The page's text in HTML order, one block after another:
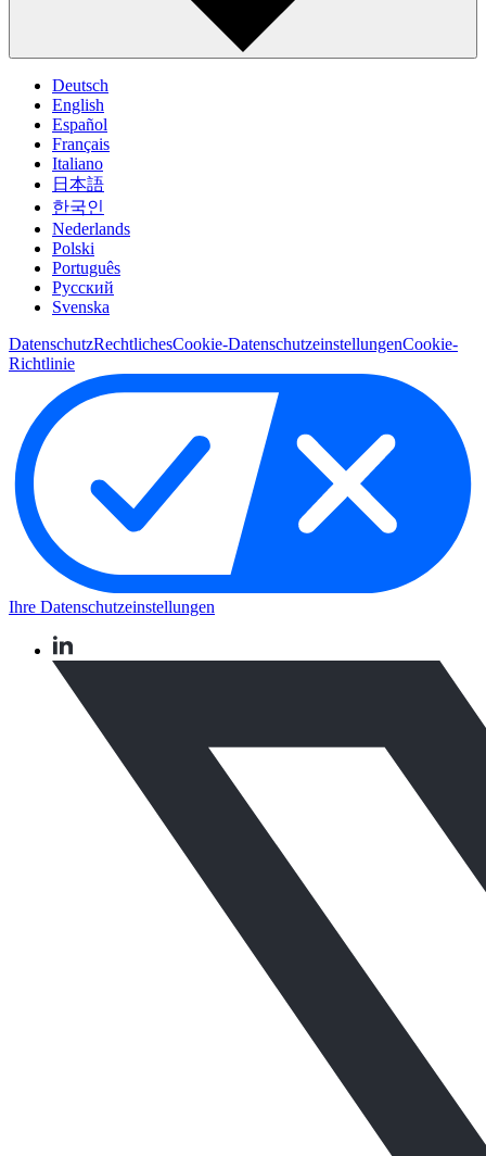
Deutsch
English
Español
Français
Italiano
日本語
한국인
Nederlands
Polski
Português
Pусский
Svenska
DatenschutzRechtlichesCookie-DatenschutzeinstellungenCookie-
Richtlinie
Ihre Datenschutzeinstellungen